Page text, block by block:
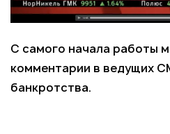
С самого начала работы
комментарии в ведущих
банкротства.